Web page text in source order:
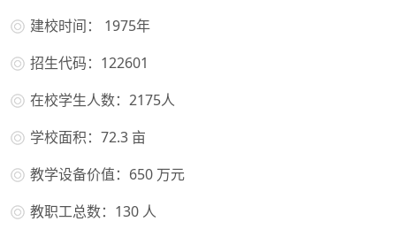
建校时间： 1975年
招生代码：122601
在校学生人数：2175人
学校面积：72.3 亩
教学设备价值：650 万元
教职工总数：130 人